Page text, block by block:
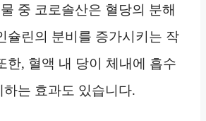
중 코로솔산은 혈당의 분해
슐린의 분비를 증가시키는 작
한, 혈액 내 당이 체내에 흡수
는 효과도 있습니다.